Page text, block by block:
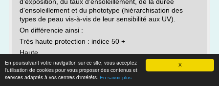
X
En poursuivant votre navigation sur ce site, vous acceptez
l'utilisation de cookies pour vous proposer des contenus et
services adaptés à vos centres d'intérêts. En savoir plus
d'ensoleillement et du phototype (hiérarchisation des
types de peau vis-à-vis de leur sensibilité aux UV).
On différencie ainsi :
Très haute protection : indice 50 +
Haute...
Lire la suite